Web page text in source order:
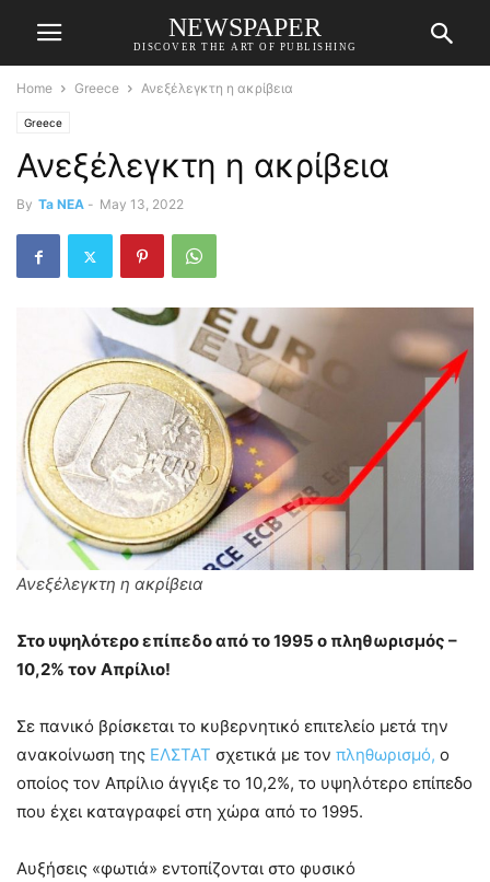
NEWSPAPER
DISCOVER THE ART OF PUBLISHING
Home Greece Ανεξέλεγκτη η ακρίβεια
Greece
Ανεξέλεγκτη η ακρίβεια
By Ta NEA - May 13, 2022
Ανεξέλεγκτη η ακρίβεια
Στο υψηλότερο επίπεδο από το 1995 ο πληθωρισμός –
10,2% τον Απρίλιο!
Σε πανικό βρίσκεται το κυβερνητικό επιτελείο μετά την
ανακοίνωση της ΕΛΣΤΑΤ σχετικά με τον πληθωρισμό, ο
οποίος τον Απρίλιο άγγιξε το 10,2%, το υψηλότερο επίπεδο
που έχει καταγραφεί στη χώρα από το 1995.
Αυξήσεις «φωτιά» εντοπίζονται στο φυσικό